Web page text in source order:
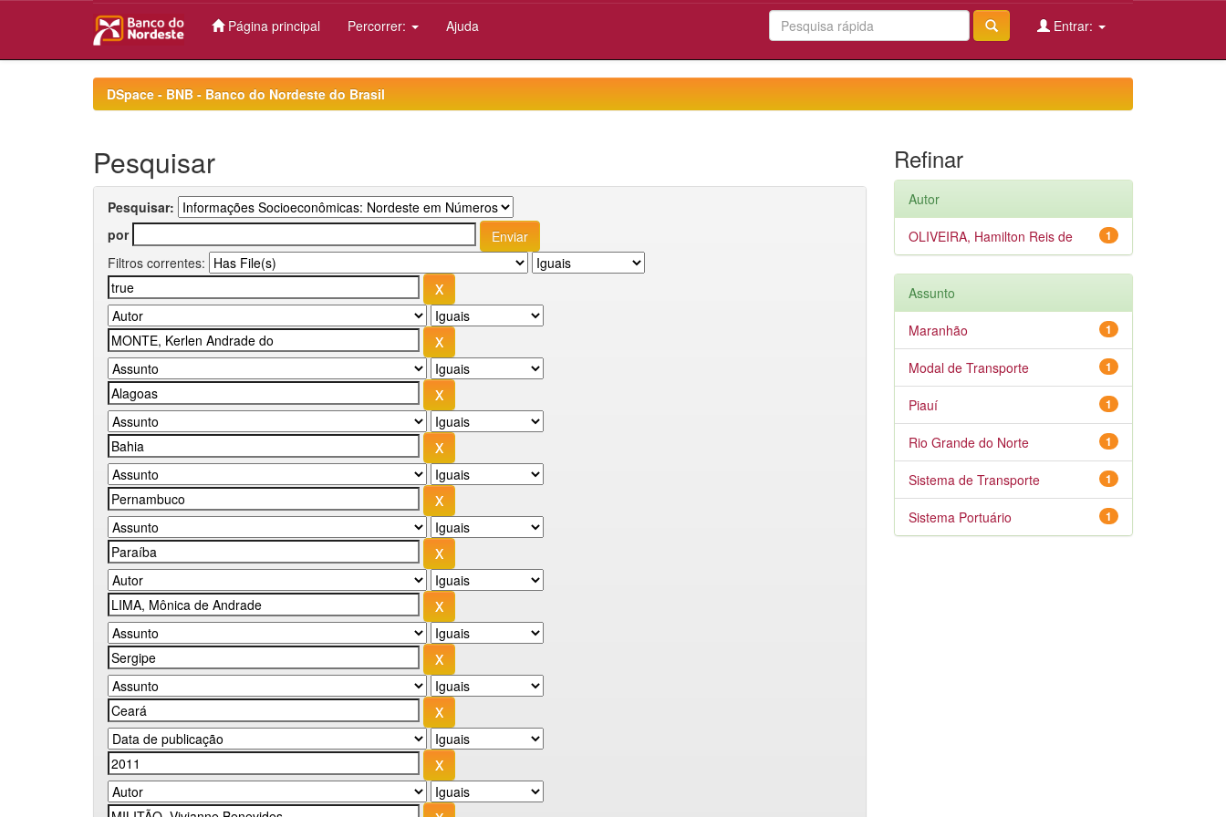
Página principal Percorrer: Ajuda Entrar:
DSpace - BNB - Banco do Nordeste do Brasil
Pesquisar
Pesquisar:
por
Filtros correntes:
Refinar
Autor
1
OLIVEIRA, Hamilton Reis de
Assunto
1
Maranhão
1
Modal de Transporte
1
Piauí
1
Rio Grande do Norte
1
Sistema de Transporte
1
Sistema Portuário